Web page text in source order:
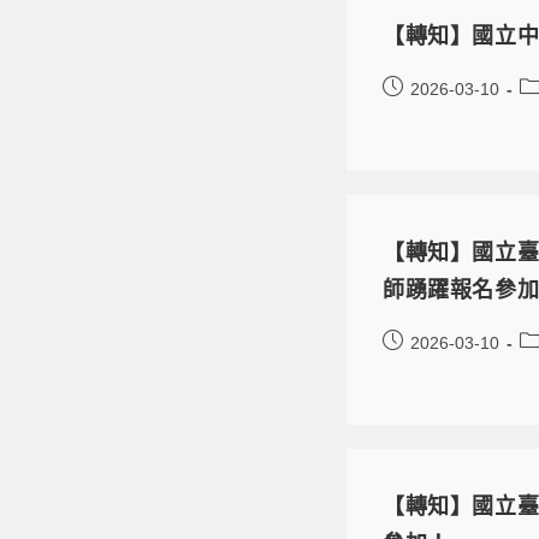
【轉知】國立
2026-03-10
【轉知】國立
師踴躍報名參
2026-03-10
【轉知】國立